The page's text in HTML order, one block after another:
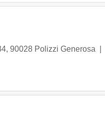
, 90028 Polizzi Generosa